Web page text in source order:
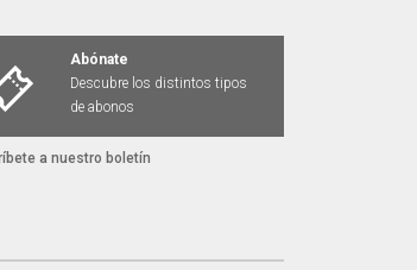
Abónate
Descubre los distintos tipos
de abonos
a nuestro boletín